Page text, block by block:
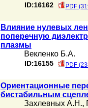
ID:16162 PDF
Влияние нулевых
поперечную
плазмы
Векленко Б.А.
ID:16155 PDF
Ориентационные
бистабильным
Захлевных А.Н.,